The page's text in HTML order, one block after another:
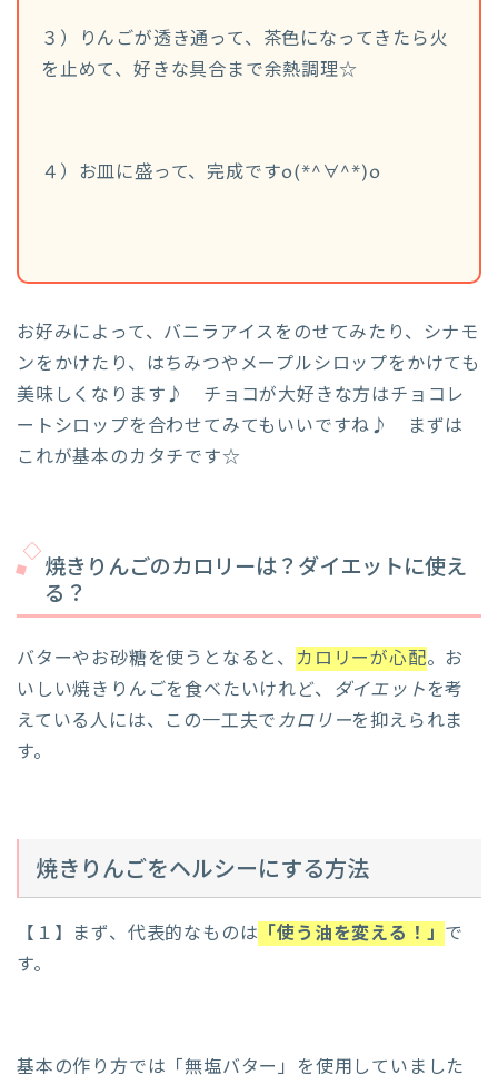
３）りんごが透き通って、茶色になってきたら火
を止めて、好きな具合まで余熱調理☆
４）お皿に盛って、完成ですo(*^∀^*)o
お好みによって、バニラアイスをのせてみたり、シナモ
ンをかけたり、はちみつやメープルシロップをかけても
美味しくなります♪ チョコが大好きな方はチョコレ
ートシロップを合わせてみてもいいですね♪ まずは
これが基本のカタチです☆
焼きりんごのカロリーは？ダイエットに使え
る？
バターやお砂糖を使うとなると、 カロリーが心配。お
いしい焼きりんごを食べたいけれど、
ダイエットを考
えている人には、この一工夫でカロリーを抑えられま
す。
焼きりんごをヘルシーにする方法
【１】まず、代表的なものは 「使う油を変える！」 で
す。
基本の作り方では「無塩バター」を使用していました